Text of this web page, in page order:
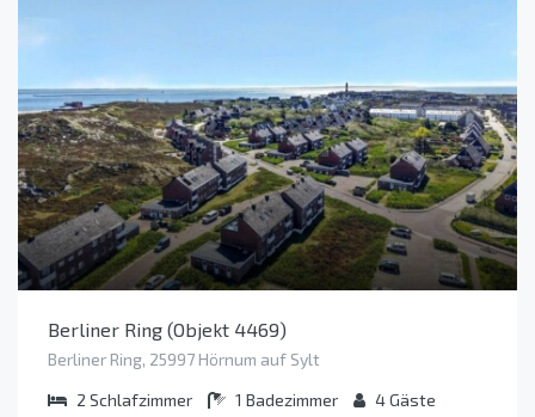
Berliner Ring (Objekt 4469)
Berliner Ring, 25997 Hörnum auf Sylt
2 Schlafzimmer 1 Badezimmer 4Gäste